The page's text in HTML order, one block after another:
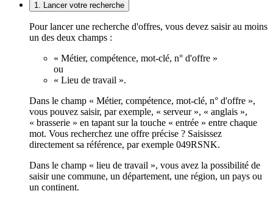
1. Lancer votre recherche
Pour lancer une recherche d'offres, vous devez saisir au moins
un des deux champs :
« Métier, compétence, mot-clé, n° d'offre »
ou
« Lieu de travail ».
Dans le champ « Métier, compétence, mot-clé, n° d'offre »,
vous pouvez saisir, par exemple, « serveur », « anglais »,
« brasserie » en tapant sur la touche « entrée » entre chaque
mot. Vous recherchez une offre précise ? Saisissez
directement sa référence, par exemple 049RSNK.
Dans le champ « lieu de travail », vous avez la possibilité de
saisir une commune, un département, une région, un pays ou
un continent.